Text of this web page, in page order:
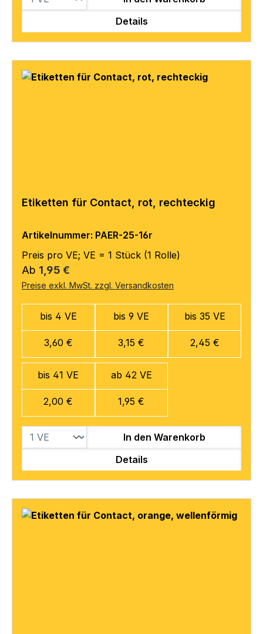
Details
Etiketten für Contact, rot, rechteckig
Artikelnummer: PAER-25-16r
Preis pro VE; VE = 1 Stück (1 Rolle)
Regulärer Preis:
Ab 1,95 €
Preise exkl. MwSt. zzgl. Versandkosten
bis 4 VE
3,60 €
bis 9 VE
3,15 €
bis 35 VE
2,45 €
bis 41 VE
2,00 €
ab 42 VE
1,95 €
In den Warenkorb
Details